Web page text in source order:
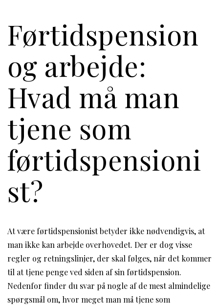
Førtidspension
og arbejde:
Hvad må man
tjene som
førtidspensioni
st?
At være førtidspensionist betyder ikke nødvendigvis, at
man ikke kan arbejde overhovedet. Der er dog visse
regler og retningslinjer, der skal følges, når det kommer
til at tjene penge ved siden af sin førtidspension.
Nedenfor finder du svar på nogle af de mest almindelige
spørgsmål om, hvor meget man må tjene som